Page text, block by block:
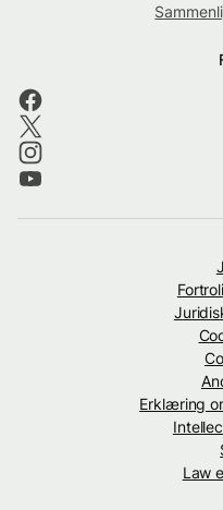
Erklæring
Law